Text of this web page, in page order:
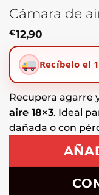
Cámara de
€12,90
Recíbelo el
Recupera agarre
aire 18×3. Ideal
dañada o con